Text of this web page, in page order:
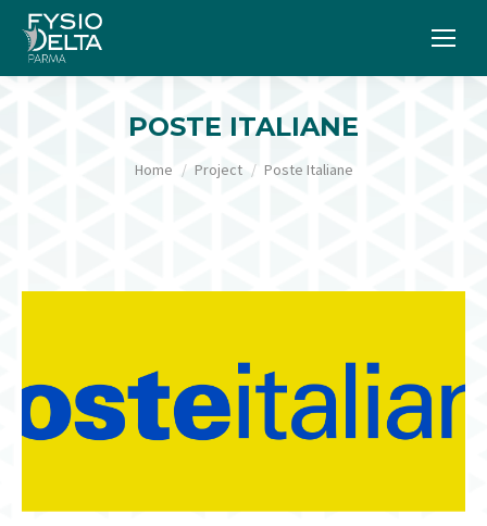
POSTE ITALIANE
Tu sei qui:
Home Project Poste Italiane